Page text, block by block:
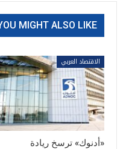
MIGHT ALSO LIKE
الاقتصاد العربي
«أدنوك» ترسخ ريادة